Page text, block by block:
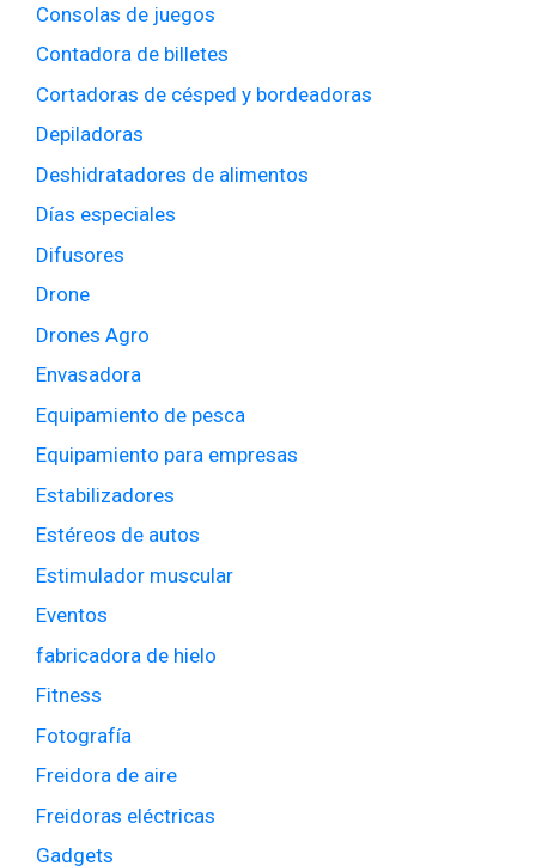
Consolas de juegos
Contadora de billetes
Cortadoras de césped y bordeadoras
Depiladoras
Deshidratadores de alimentos
Días especiales
Difusores
Drone
Drones Agro
Envasadora
Equipamiento de pesca
Equipamiento para empresas
Estabilizadores
Estéreos de autos
Estimulador muscular
Eventos
fabricadora de hielo
Fitness
Fotografía
Freidora de aire
Freidoras eléctricas
Gadgets